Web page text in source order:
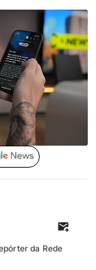
da Rede